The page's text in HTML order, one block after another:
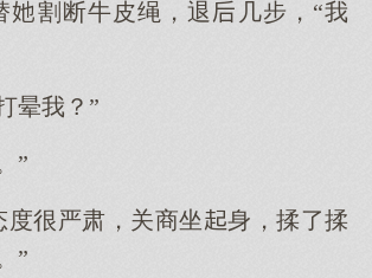
割断牛皮绳，退几步，“我
晕我？”
”
度很严肃，关商坐身，揉了揉
”